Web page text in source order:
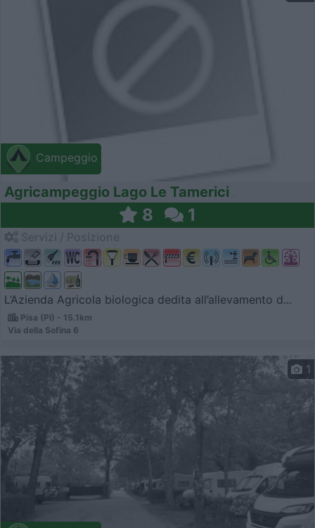
Campeggio
Agricampeggio Lago Le Tamerici
8 1
L’Azienda Agricola biologica dedita all’allevamento d...
Pisa (PI) - 15.1km
Via della Sofina 6
1